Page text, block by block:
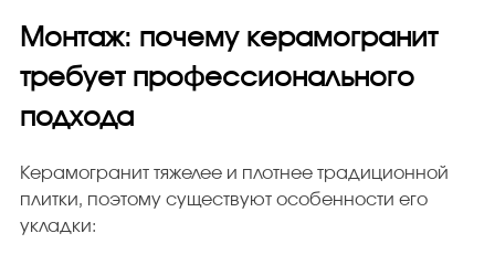
Монтаж: почему керамогранит
требует профессионального
подхода
Керамогранит тяжелее и плотнее традиционной
плитки, поэтому существуют особенности его
укладки: